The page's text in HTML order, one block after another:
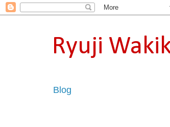
Ryuji
Blog